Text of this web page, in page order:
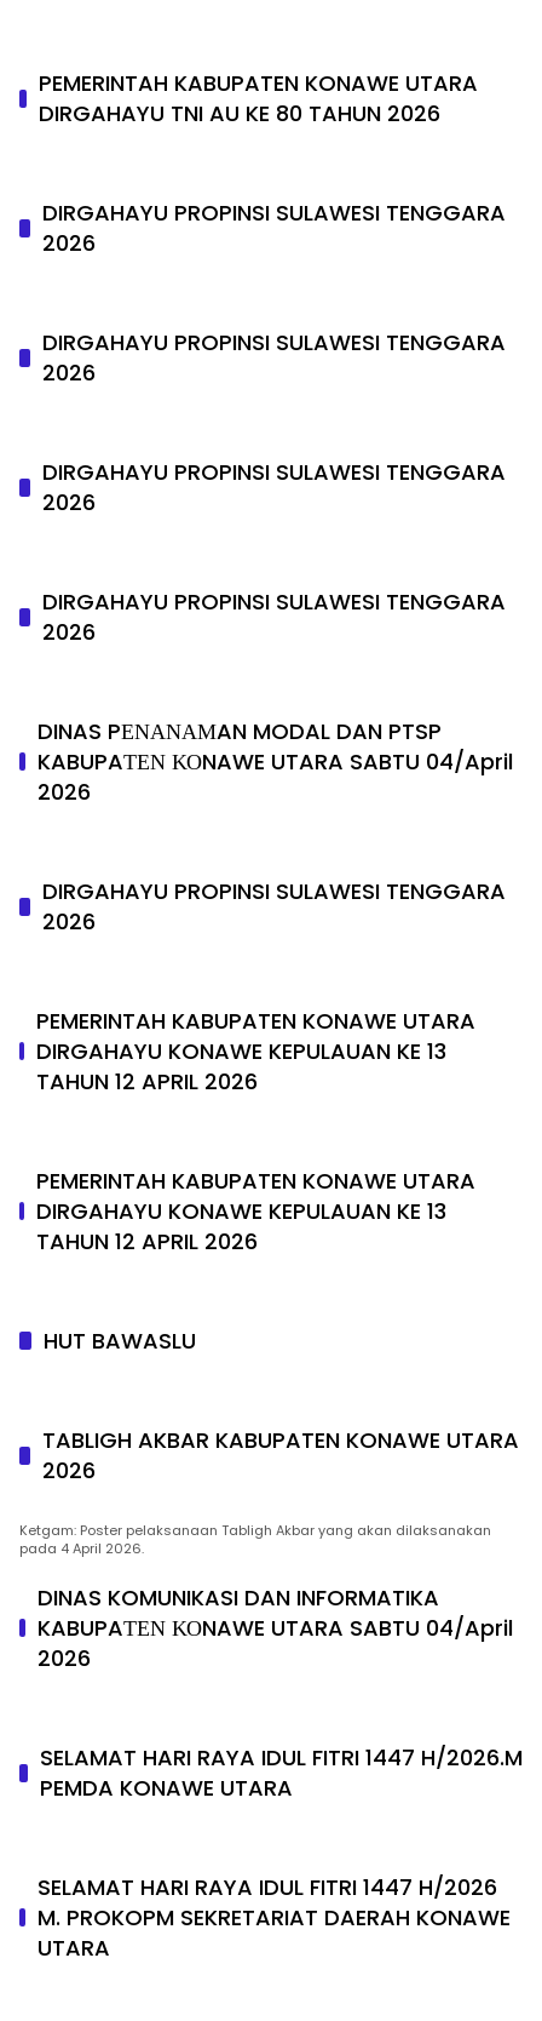
PEMERINTAH KABUPATEN KONAWE UTARA
DIRGAHAYU TNI AU KE 80 TAHUN 2026
DIRGAHAYU PROPINSI SULAWESI TENGGARA
2026
DIRGAHAYU PROPINSI SULAWESI TENGGARA
2026
DIRGAHAYU PROPINSI SULAWESI TENGGARA
2026
DIRGAHAYU PROPINSI SULAWESI TENGGARA
2026
DINAS PΕΝΑΝΑΜAN MODAL DAN PTSP
KABUPAΤΕΝ ΚΟNAWE UTARA SABTU 04/April
2026
DIRGAHAYU PROPINSI SULAWESI TENGGARA
2026
PEMERINTAH KABUPATEN KONAWE UTARA
DIRGAHAYU KONAWE KEPULAUAN KE 13
TAHUN 12 APRIL 2026
PEMERINTAH KABUPATEN KONAWE UTARA
DIRGAHAYU KONAWE KEPULAUAN KE 13
TAHUN 12 APRIL 2026
HUT BAWASLU
TABLIGH AKBAR KABUPATEN KONAWE UTARA
2026
Ketgam: Poster pelaksanaan Tabligh Akbar yang akan dilaksanakan
pada 4 April 2026.
DINAS KOMUNIKASI DAN INFORMATIKA
KABUPAΤΕΝ ΚΟNAWE UTARA SABTU 04/April
2026
SELAMAT HARI RAYA IDUL FITRI 1447 H/2026.M
PEMDA KONAWE UTARA
SELAMAT HARI RAYA IDUL FITRI 1447 H/2026
M. PROKOPM SEKRETARIAT DAERAH KONAWE
UTARA